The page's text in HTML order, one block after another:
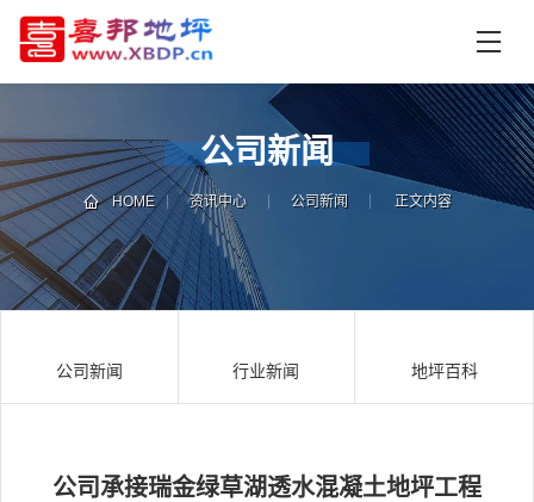
页
中
心
技
术
支
持
资
讯
中
例
公司新闻
HOME 资讯中心 公司新闻 正文内容
公司新闻 行业新闻 地坪百科
公司承接瑞金绿草湖透水混凝土地坪工程